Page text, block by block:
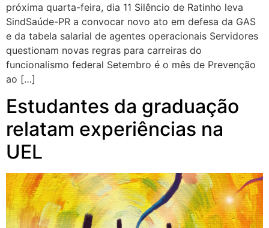
próxima quarta-feira, dia 11 Silêncio de Ratinho leva
SindSaúde-PR a convocar novo ato em defesa da GAS
e da tabela salarial de agentes operacionais Servidores
questionam novas regras para carreiras do
funcionalismo federal Setembro é o mês de Prevenção
ao […]
Estudantes da graduação
relatam experiências na
UEL